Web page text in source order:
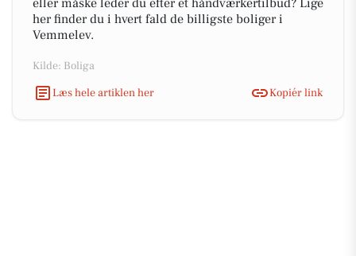
eller måske leder du efter et håndværkertilbud? Lige
her finder du i hvert fald de billigste boliger i
Vemmelev.
Kilde: Boliga
Læs hele artiklen her
Kopiér link